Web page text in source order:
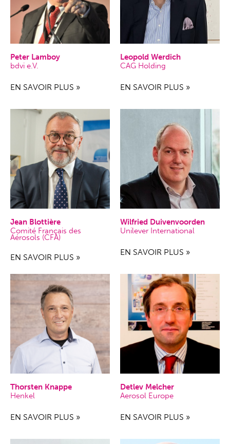
Peter Lamboy
bdvi e.V.
EN SAVOIR PLUS »
Leopold Werdich
CAG Holding
EN SAVOIR PLUS »
Jean Blottière
Comité Français des
Aérosols (CFA)
EN SAVOIR PLUS »
Wilfried Duivenvoorden
Unilever International
EN SAVOIR PLUS »
Thorsten Knappe
Henkel
EN SAVOIR PLUS »
Detlev Melcher
Aerosol Europe
EN SAVOIR PLUS »